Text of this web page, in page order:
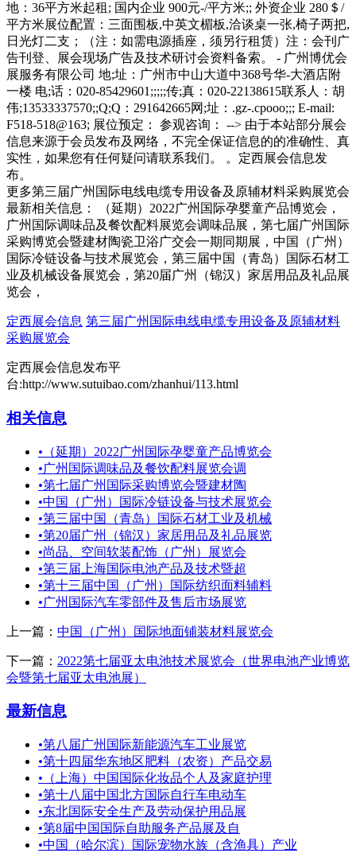
地：36平方米起租; 国内企业 900元-/平方米;; 外资企业 280＄/
平方米展位配置：三面围板,中英文楣板,洽谈桌一张,椅子两把,
日光灯二支；（注：如需电源插座，须另行租赁）注：会刊广
告刊登、展会现场广告及技术研讨会资料备索。 - 广州博优会
展服务有限公司 地;址：广州市中山大道中368号华-大酒店附
一楼 电;话：020-85429601;;;;;传;真：020-22138615联系人：胡
伟;13533337570;;Q;Q：291642665网;址：.gz-.cpooo;;; E-mail:
F518-518@163; 展位预定： 参观咨询： --> 由于本站部分展会
信息来源于会员发布及网络，不完全保证信息的的准确性、真
实性，如果您有任何疑问请联系我们。 。定西展会信息发
布。
更多第三届广州国际电线电缆专用设备及原辅材料采购展览会
最新相关信息： （延期）2022广州国际孕婴童产品博览会，
广州国际调味品及餐饮配料展览会调味品展，第七届广州国际
采购博览会暨建材陶瓷卫浴广交会一期同期展，中国（广州）
国际冷链设备与技术展览会，第三届中国（青岛）国际石材工
业及机械设备展览会，第20届广州（锦汉）家居用品及礼品展
览会，
定西展会信息 第三届广州国际电线电缆专用设备及原辅材料
采购展览会
定西展会信息发布平
台:http://www.sutuibao.com/zhanhui/113.html
相关信息
• （延期）2022广州国际孕婴童产品博览会
•广州国际调味品及餐饮配料展览会调
•第七届广州国际采购博览会暨建材陶
•中国（广州）国际冷链设备与技术展览会
•第三届中国（青岛）国际石材工业及机械
•第20届广州（锦汉）家居用品及礼品展览
•尚品、空间软装配饰（广州）展览会
•第三届上海国际电池产品及技术暨超
•第十三届中国（广州）国际纺织面料辅料
•广州国际汽车零部件及售后市场展览
上一篇： 中国（广州）国际地面铺装材料展览会
下一篇： 2022第七届亚太电池技术展览会（世界电池产业博览
会暨第七届亚太电池展）
最新信息
•第八届广州国际新能源汽车工业展览
•第十四届华东地区肥料（农资）产品交易
• （上海）中国国际化妆品个人及家庭护理
•第十八届中国北方国际自行车电动车
•东北国际安全生产及劳动保护用品展
•第8届中国国际自助服务产品展及自
•中国（哈尔滨）国际宠物水族（含渔具）产业